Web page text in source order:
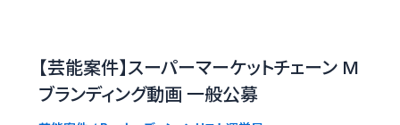
【芸能案件】スーパーマーケットチェーン M
ブランディング動画 一般公募